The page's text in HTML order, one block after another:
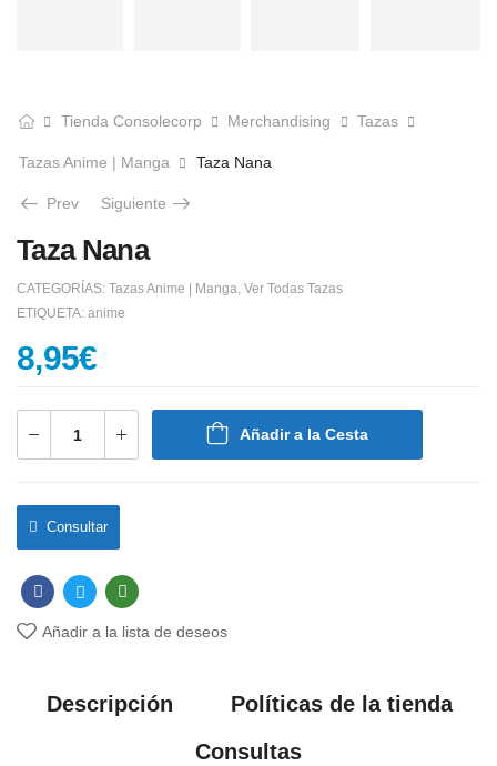
Tienda Consolecorp Merchandising Tazas
Tazas Anime | Manga Taza Nana
Prev Siguiente
Taza Nana
CATEGORÍAS: Tazas Anime | Manga, Ver Todas Tazas
ETIQUETA: anime
8,95€
Añadir a la Cesta
Consultar
Añadir a la lista de deseos
Descripción
Políticas de la tienda
Consultas